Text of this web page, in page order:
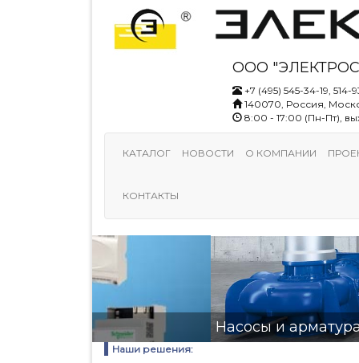
ООО
+7 (495) 545-34-19, 514-
140070, Россия,
8:00 - 17:00 (Пн-Пт),
КАТАЛОГ НОВОСТИ О КОМПАНИИ
КОНТАКТЫ
Насосы и арматура
Наши решения: